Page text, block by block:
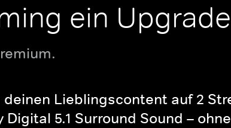
ein Upgrade
deinen Lieblingscontent auf 2
Digital 5.1 Surround Sound –